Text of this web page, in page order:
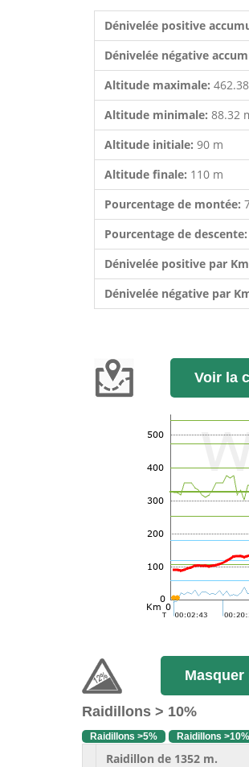
Dénivelée positive
Dénivelée négative
Altitude maximale:
Altitude minimale: 88.32
Altitude initiale: 90 m
Altitude finale: 110 m
Pourcentage de montée:
Pourcentage de descente:
Dénivelée positive par
Dénivelée négative par
Voir la
Masquer
Raidillons > 10%
Raidillons >5% Raidillons >10%
Raidillon de 1352 m.